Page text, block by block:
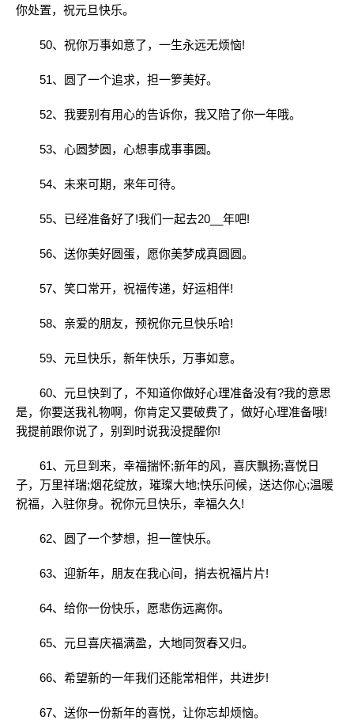
你处置，祝元旦快乐。
50、祝你万事如意了，一生永远无烦恼!
51、圆了一个追求，担一箩美好。
52、我要别有用心的告诉你，我又陪了你一年哦。
53、心圆梦圆，心想事成事事圆。
54、未来可期，来年可待。
55、已经准备好了!我们一起去20__年吧!
56、送你美好圆蛋，愿你美梦成真圆圆。
57、笑口常开，祝福传递，好运相伴!
58、亲爱的朋友，预祝你元旦快乐哈!
59、元旦快乐，新年快乐，万事如意。
60、元旦快到了，不知道你做好心理准备没有?我的意思
是，你要送我礼物啊，你肯定又要破费了，做好心理准备哦!
我提前跟你说了，别到时说我没提醒你!
61、元旦到来，幸福揣怀;新年的风，喜庆飘扬;喜悦日
子，万里祥瑞;烟花绽放，璀璨大地;快乐问候，送达你心;温暖
祝福，入驻你身。祝你元旦快乐，幸福久久!
62、圆了一个梦想，担一筐快乐。
63、迎新年，朋友在我心间，捎去祝福片片!
64、给你一份快乐，愿悲伤远离你。
65、元旦喜庆福满盈，大地同贺春又归。
66、希望新的一年我们还能常相伴，共进步!
67、送你一份新年的喜悦，让你忘却烦恼。